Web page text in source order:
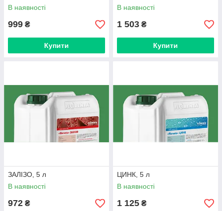
В наявності
999 ₴
Купити
В наявності
1 503 ₴
Купити
ЗАЛІЗО, 5 л
В наявності
972 ₴
ЦИНК, 5 л
В наявності
1 125 ₴